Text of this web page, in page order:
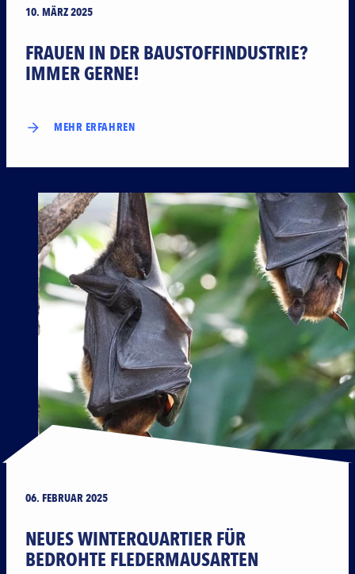
10. MÄRZ 2025
FRAUEN IN DER BAUSTOFFINDUSTRIE?
IMMER GERNE!
MEHR ERFAHREN
06. FEBRUAR 2025
NEUES WINTERQUARTIER FÜR
BEDROHTE FLEDERMAUSARTEN